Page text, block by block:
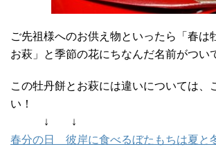
ご先祖様へのお供え物といったら「春は
お萩」と季節の花にちなんだ名前がつい
この牡丹餅とお萩には違いについては、
い！
↓ ↓
春分の日 彼岸に食べるぼたもちは夏と